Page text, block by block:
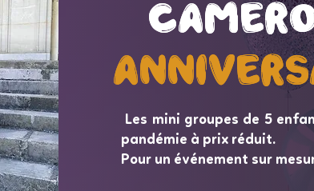
Les mini groupes de 5
pandémie à prix réduit.
Pour un événement sur